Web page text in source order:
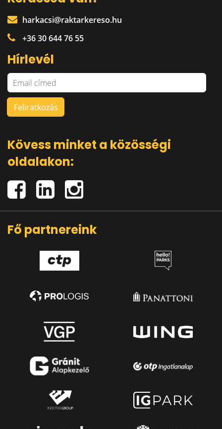
harkacsi@raktarkereso.hu
+36 30 644 76 55
Hírlevél
Kövess minket a közösségi
oldalakon:
Fő partnereink